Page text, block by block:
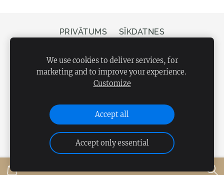
PRIVĀTUMS SĪKDATNES
Veikals Bergs, Elizabetes iela 20, Rīga, LV-1050
We use cookies to deliver services, for
marketing and to improve your experience.
Customize
Accept all
Accept only essential